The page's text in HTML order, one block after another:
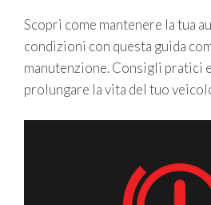
Scopri come mantenere la tua
condizioni con questa guida
manutenzione. Consigli pratici
prolungare la vita del tuo